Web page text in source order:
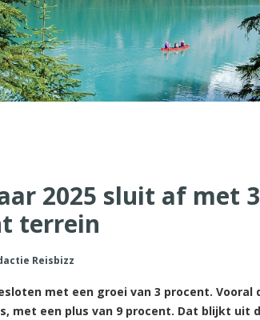
2025 sluit af met
terrein
Reisbizz
met een groei van 3 procent.
met een plus van 9 procent. Dat blijkt uit